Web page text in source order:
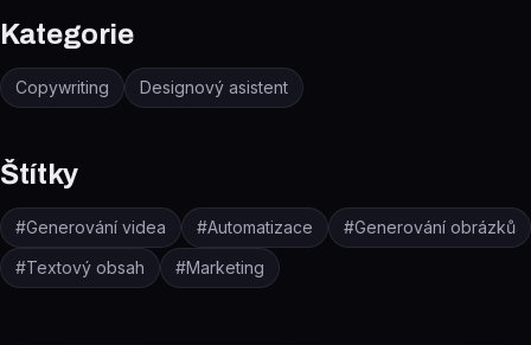
Kategorie
Copywriting Designový asistent
Štítky
#Generování videa #Automatizace #Generování obrázků
#Textový obsah #Marketing